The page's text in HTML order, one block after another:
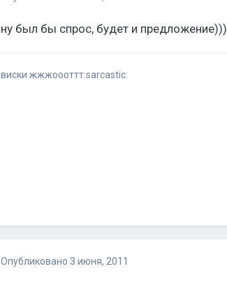
ну был бы спрос, будет и предложение)))
виски жжжоооттт:sarcastic:
Опубликовано 3 июня, 2011